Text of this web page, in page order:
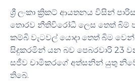
ශ්‍රී ලංකා ක්‍රිකට් ආයතනය විසින්
තොරව නීතිවිරෝධී ලෙස තෙත් බිම්
කම්බි වැටවල් යොදා තෙත් බිම
සිදුකරමින් යන බව පෙබරවාරි 23
සජීව චාමිකරගේ අත්සනින් යුතු
තිබේ.